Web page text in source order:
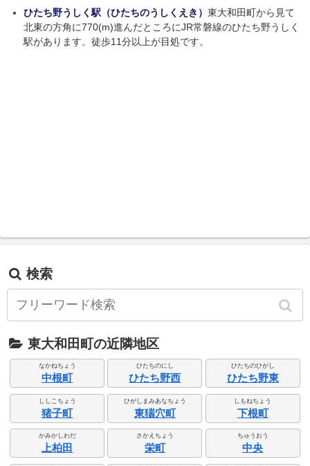
ひたち野うしく駅（ひたちのうしくえき） 東大和田町から見て
北東の方角に770(m)進んだところにJR常磐線のひたち野うしく
駅があります。徒歩11分以上が目処です。
検索
東大和田町の近隣地区
なかねちょう
中根町
ひたちのにし
ひたち野西
ひたちのひがし
ひたち野東
ししこちょう
猪子町
ひがしまみあなちょう
東猯穴町
しもねちょう
下根町
かみかしわだ
上柏田
さかえちょう
栄町
ちゅうおう
中央